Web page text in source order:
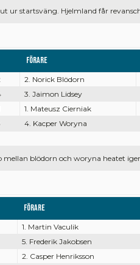
ur startsväng. Hjelmland får
Förare
2. Norick Blödorn
3. Jaimon Lidsey
1. Mateusz Cierniak
4. Kacper Woryna
mellan blödorn och woryna heatet
Förare
1. Martin Vaculik
5. Frederik Jakobsen
2. Casper Henriksson